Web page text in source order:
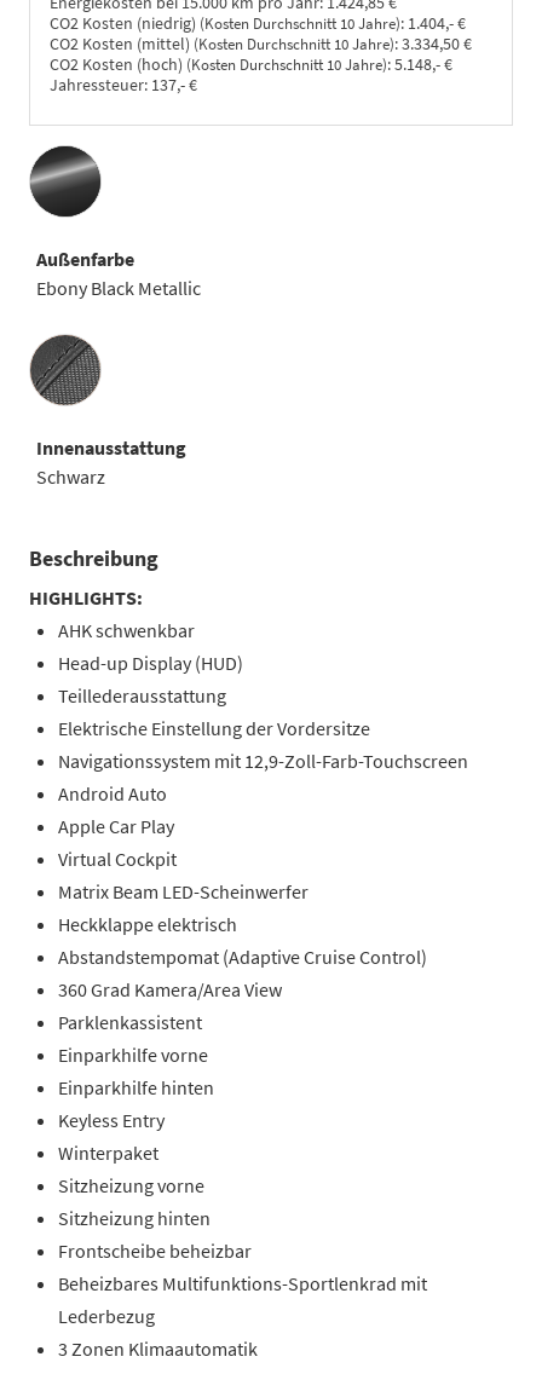
CO2 Kosten (niedrig) (Kosten Durchschnitt 10 Jahre): 1.404,- €
CO2 Kosten (mittel) (Kosten Durchschnitt 10 Jahre):3.334,50 €
CO2 Kosten (hoch) (Kosten Durchschnitt 10 Jahre):5.148,- €
Jahressteuer: 137,- €
Außenfarbe
Ebony Black Metallic
Innenausstattung
Innenausstattung
Schwarz
Beschreibung
HIGHLIGHTS:
AHK schwenkbar
Head-up Display (HUD)
Teillederausstattung
Elektrische Einstellung der Vordersitze
Navigationssystem mit 12,9-Zoll-Farb-Touchscreen
Android Auto
Apple Car Play
Virtual Cockpit
Matrix Beam LED-Scheinwerfer
Heckklappe elektrisch
Abstandstempomat (Adaptive Cruise Control)
360 Grad Kamera/Area View
Parklenkassistent
Einparkhilfe vorne
Einparkhilfe hinten
Keyless Entry
Winterpaket
Sitzheizung vorne
Sitzheizung hinten
Frontscheibe beheizbar
Beheizbares Multifunktions-Sportlenkrad mit
Lederbezug
3 Zonen Klimaautomatik